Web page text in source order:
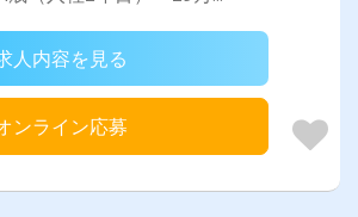
人内容を見る
ンライン応募